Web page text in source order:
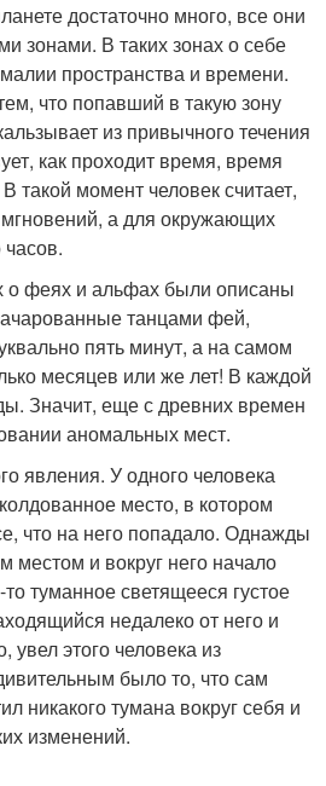
достаточно много, все они
зонами. В таких зонах о себе
пространства и времени.
что попавший в такую зону
из привычного течения
как проходит время, время
такой момент человек считает,
а для окружающих
о феях и альфах были описаны
танцами фей,
пять минут, а на самом
месяцев или же лет! В каждой
Значит, еще с древних времен
аномальных мест.
явления. У одного человека
место, в котором
что на него попадало. Однажды
местом и вокруг него начало
туманное светящееся густое
недалеко от него и
увел этого человека из
было то, что сам
никакого тумана вокруг себя и
изменений.